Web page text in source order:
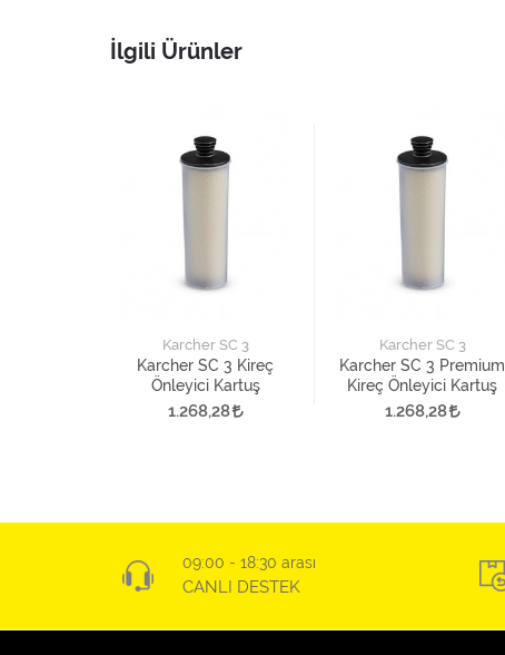
İlgili Ürünler
Karcher SC 3
Karcher SC 3 Kireç
Önleyici Kartuş
1.268,28
Karcher SC 3
Karcher SC 3 Premium
Kireç Önleyici Kartuş
1.268,28
09:00 - 18:30 arası
CANLI DESTEK